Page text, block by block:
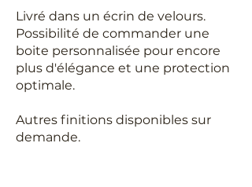
Livré dans un écrin de velours.
Possibilité de commander une
boite personnalisée pour encore
plus d'élégance et une protection
optimale.
Autres finitions disponibles sur
demande.